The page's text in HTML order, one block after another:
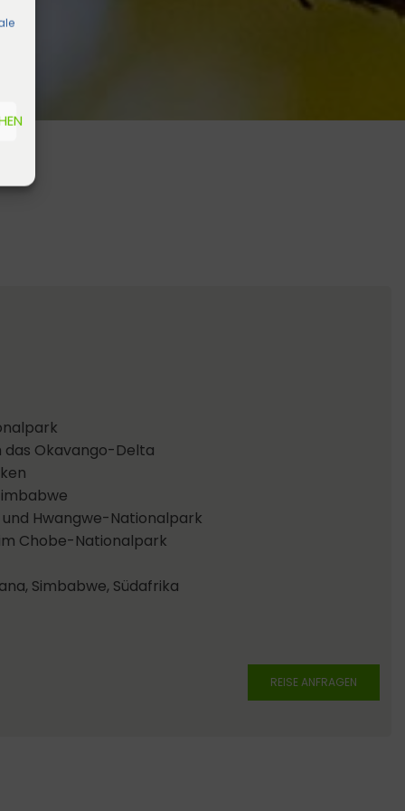
Okavango-Delta
Hwangwe-Nationalpark
Chobe-Nationalpark
Simbabwe, Südafrika
REISE ANFRAGEN